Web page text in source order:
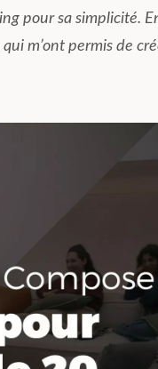
pour sa simplicité.
m’ont permis de